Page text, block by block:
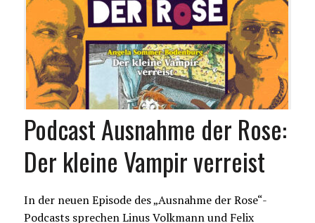
Podcast Ausnahme der Rose:
Der kleine Vampir verreist
In der neuen Episode des „Ausnahme der Rose“-
Podcasts sprechen Linus Volkmann und Felix